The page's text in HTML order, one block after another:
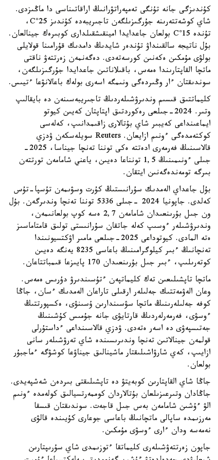
كۇندىزگى جانە تۇنگى تەمپەراتۋرانىڭ اراقاتىناسى دا ماڭىزدى.
شاي كوشەتتەرىنە جۇرگىزىلگەن تاجىريبەدە كۇندىز 25°C،
تۇندە 15°C بولعان جاعدايدا امينقىشقىلدارى كوبىرەك جينالعان.
بۇل ناتيجە سالقىنداۋ تۇندەر شايدىڭ دامدىك قۇرامىنا قولايلى
بولۋى مۇمكىن ەكەنىن كورسەتەدى. دەگەنمەن زەرتتەۋ ناقتى
ماتچا القاپتارىندا ەمەس، باقىلاناتىن جاعدايدا جۇرگىزىلگەن،
سوندىقتان ءار وڭىردەگى ونىمگە اسەرى بولەك باعالانۋعا ءتيىس.
كليماتتىق قىسىم وندىرۋشىلەردىڭ تاجىريبەسىنەن دە بايقالىپ
وتىر. 2024-جىلعى رەكوردتىق اپتاپتان كەيىن كيوتو
ايماعىنداعى كەيبىر شاي بۇتالارى زاقىمدانىپ، كەلەسى
كوكتەمدەگى ءونىم ازايعان. Reuters سويلەسكەن ۋدزي
قالاسىنىڭ فەرمەرى ادەتتە ەكى توننا تەنچا جيناسا، 2025-
جىلى ءونىمىنىڭ 1,5 تونناعا دەيىن، ياعني شامامەن تورتتەن
بىرگە تومەندەگەنىن ايتقان.
بۇل جاعداي الەمدىك سۇرانىستىڭ كۇرت وسۋىمەن تۇسپا-تۇس
كەلدى. جاپونيا 2024 -جىلى 5336 توننا تەنچا وندىرگەن. بۇل
ون جىل بۇرىنعىدان شامامەن 2,7 ەسە كوپ بولعانىمەن،
وندىرۋشىلەر ءوسىپ كەلە جاتقان سۇرانىستى تولىق قامتاماسىز
ەتە المادى. كيوتوداعى 2025-جىلعى مامىر اۋكتسيونىندا
تەنچانىڭ ءبىر كيلوگرامىنىڭ باعاسى 8235 يەنگە دەيىن
كوتەرىلىپ، ءبىر جىل بۇرىنعىدان 170 پايىزعا قىمباتتاعان.
ماتچا تاپشىلىعىن تەك كليماتپەن ءتۇسىندىرۋ دۇرىس ەمەس.
وعان الەۋمەتتىك جەلىلەر ارقىلى تاراعان الەمدىك ءسان، جاڭا
كوفە جەلىلەرىنىڭ ماتچا سۋسىندارىن ۇسىنۋى، ەكسپورتتىڭ
ءوسۋى، فەرمەرلەردىڭ قارتايۋى جانە جۇمىس كۇشىنىڭ
جەتىسپەۋى دە اسەر ەتەدى. ۋدزي قالاسىنداعى ءداستۇرلى
قولمەن جينالاتىن تەنچا وندىرىسىندە شاي تەرۋشىلەر سانى
ازايىپ، كەي شارۋاشىلىقتار ماشينالىق جيناۋعا كوشۋگە ءماجبۇر
بولعان.
جاڭا شاي القاپتارىن كوبەيتۋ دە تاپشىلىقتى بىردەن شەشپەيدى.
جاڭادان وتىرعىزىلعان بۇتالاردان كوممەرتسيالىق كولەمدە ءونىم
الۋ ءۇشىن شامامەن بەس جىل قاجەت. سوندىقتان قىسقا
مەرزىمدە ساپالى ماتچانىڭ باعاسى جوعارى كۇيىندە قالۋى
نەمەسە ودان ءارى ءوسۋى مۇمكىن.
جاپون زەرتتەۋشىلەرى كليماتقا ءتوزىمدى شاي سۇرىپتارىن